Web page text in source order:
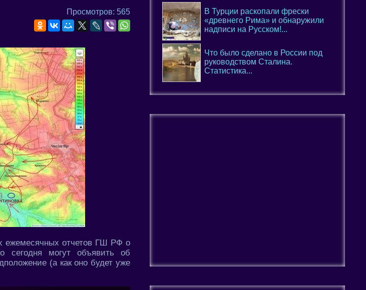
Просмотров: 565
ежемесячных отчетов ГШ РФ о
могут объявить об
(а как оно будет уже
В Турции раскопали фрески
«древнего Рима» и обнаружили
надписи на Русском!...
Что было сделано в России под
руководством Сталина.
Статистика...